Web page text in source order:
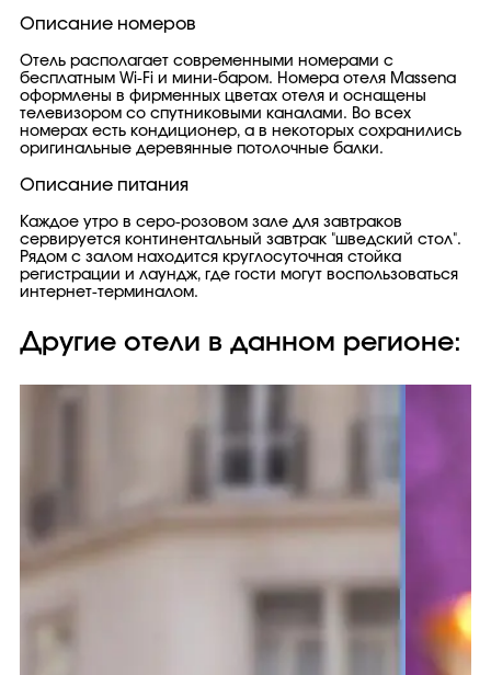
Описание номеров
Отель располагает современными номерами с
бесплатным Wi-Fi и мини-баром. Номера отеля Massena
оформлены в фирменных цветах отеля и оснащены
телевизором со спутниковыми каналами. Во всех
номерах есть кондиционер, а в некоторых сохранились
оригинальные деревянные потолочные балки.
Описание питания
Каждое утро в серо-розовом зале для завтраков
сервируется континентальный завтрак "шведский стол".
Рядом с залом находится круглосуточная стойка
регистрации и лаундж, где гости могут воспользоваться
интернет-терминалом.
Другие отели в данном регионе: